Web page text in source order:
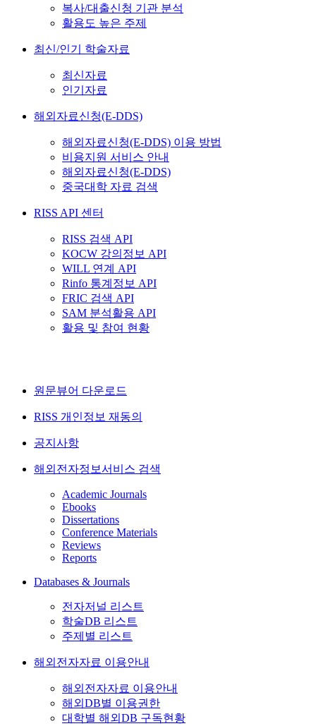
복사/대출신청 기관 분석
활용도 높은 주제
최신/인기 학술자료
최신자료
인기자료
해외자료신청(E-DDS)
해외자료신청(E-DDS) 이용 방법
비용지원 서비스 안내
해외자료신청(E-DDS)
중국대학 자료 검색
RISS API 센터
RISS 검색 API
KOCW 강의정보 API
WILL 연계 API
Rinfo 통계정보 API
FRIC 검색 API
SAM 분석활용 API
활용 및 참여 현황
원문뷰어 다운로드
RISS 개인정보 재동의
공지사항
해외전자정보서비스 검색
Academic Journals
Ebooks
Dissertations
Conference Materials
Reviews
Reports
Databases & Journals
전자저널 리스트
학술DB 리스트
주제별 리스트
해외전자자료 이용안내
해외전자자료 이용안내
해외DB별 이용권한
대학별 해외DB 구독현황